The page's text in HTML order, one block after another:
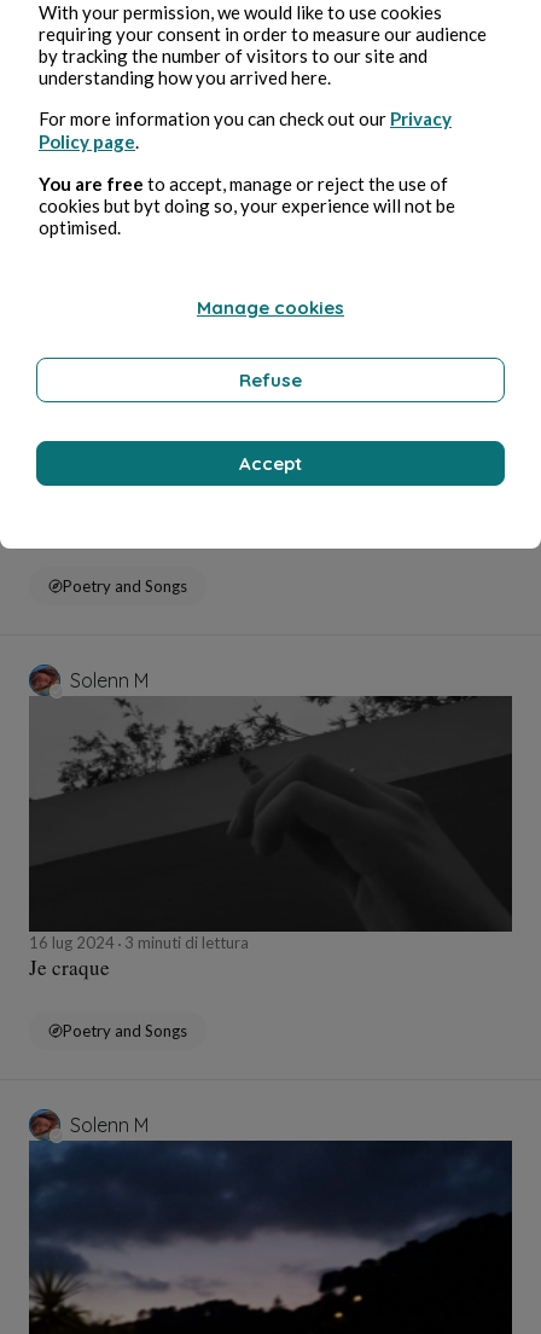
27 lug 20241 minuti di lettura
Quelle plaie
Poetry and Songs
Solenn M
Poetry and Songs
Solenn M
16 lug 2024 3 minuti di lettura
Je craque
Poetry and Songs
Solenn M
With your permission, we would like to use cookies
requiring your consent in order to measure our audience
by tracking the number of visitors to our site and
understanding how you arrived here.
For more information you can check out our Privacy
Policy page.
You are free to accept, manage or reject the use of
cookies but byt doing so, your experience will not be
optimised.
Manage cookies
Refuse
Accept